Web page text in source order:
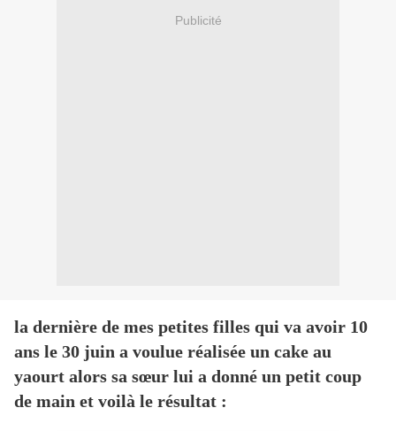
Publicité
la dernière de mes petites filles qui va avoir 10
ans le 30 juin a voulue réalisée un cake au
yaourt alors sa sœur lui a donné un petit coup
de main et voilà le résultat :